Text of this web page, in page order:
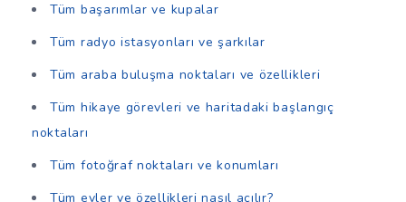
Tüm başarımlar ve kupalar
Tüm radyo istasyonları ve şarkılar
Tüm araba buluşma noktaları ve özellikleri
Tüm hikaye görevleri ve haritadaki başlangıç
noktaları
Tüm fotoğraf noktaları ve konumları
Tüm evler ve özellikleri nasıl açılır?